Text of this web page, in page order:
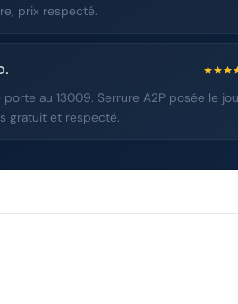
prix respecté.
porte au 13009. Serrure A2P posée le
gratuit et respecté.